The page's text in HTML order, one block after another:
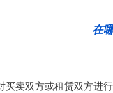
在
买卖双方或租赁双方进